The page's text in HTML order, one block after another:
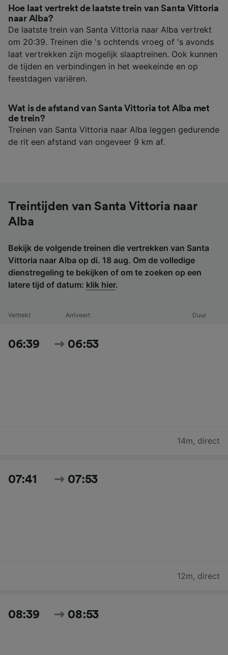
Hoe laat vertrekt de laatste trein van Santa Vittoria
naar Alba?
De laatste trein van Santa Vittoria naar Alba vertrekt
om 20:39. Treinen die 's ochtends vroeg of 's avonds
laat vertrekken zijn mogelijk slaaptreinen. Ook kunnen
de tijden en verbindingen in het weekeinde en op
feestdagen variëren.
Wat is de afstand van Santa Vittoria tot Alba met
de trein?
Treinen van Santa Vittoria naar Alba leggen gedurende
de rit een afstand van ongeveer 9 km af.
Treintijden van Santa Vittoria naar
Alba
Bekijk de volgende treinen die vertrekken van Santa
Vittoria naar Alba op di. 18 aug. Om de volledige
dienstregeling te bekijken of om te zoeken op een
latere tijd of datum: klik hier.
Vertrekt Arriveert Duur
06:39 06:53
14m, direct
07:41 07:53
12m, direct
08:39 08:53